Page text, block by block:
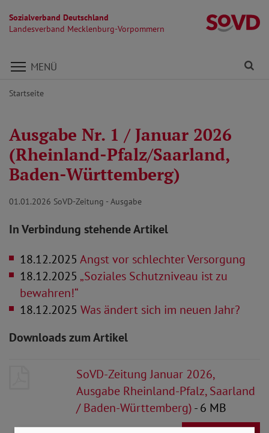
Sozialverband Deutschland
Landesverband Mecklenburg-Vorpommern
Direkt zu den Inhalten springen
MENÜ
Startseite
Ausgabe Nr. 1 / Januar 2026
(Rheinland-Pfalz/Saarland,
Baden-Württemberg)
01.01.2026 SoVD-Zeitung - Ausgabe
In Verbindung stehende Artikel
18.12.2025 Angst vor schlechter Versorgung
18.12.2025 „Soziales Schutzniveau ist zu
bewahren!“
18.12.2025 Was ändert sich im neuen Jahr?
Downloads zum Artikel
SoVD-Zeitung Januar 2026,
Ausgabe Rheinland-Pfalz, Saarland
/ Baden-Württemberg)- 6 MB